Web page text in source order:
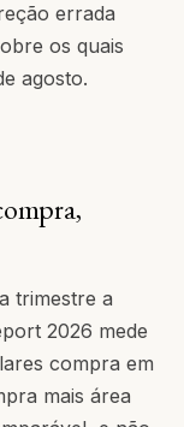
errada
os quais
agosto.
trimestre a
2026 mede
compra em
mais área